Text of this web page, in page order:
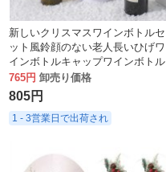
新しいクリスマスワインボトルセ
ット風鈴顔のない老人長いひげワ
インボトルキャップワインボトル
セットホリデーデコレーション
765円 卸売り価格
805円
1 - 3営業日で出荷され